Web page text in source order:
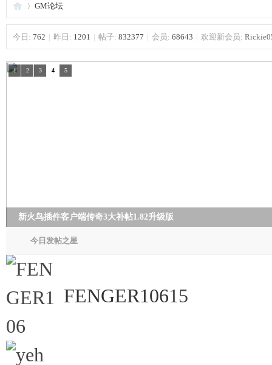
神
GM论坛
今日: 762 | 昨日: 1201 | 帖子: 832377 | 会员: 68643 | 欢迎新会员:
新火鸟插件客户端传奇3大补帖1.82升级版
1 2 3 4 5
今日发帖之星
FENGER10615